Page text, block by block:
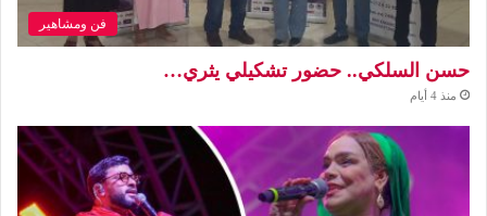
فن ومشاهير
حسن السلكي.. حضور تشكيلي يثري…
منذ 4 أيام